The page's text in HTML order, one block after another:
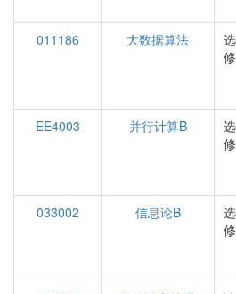
011186
大数据算法
选
修
EE4003
并行计算B
选
修
033002
信息论B
选
修